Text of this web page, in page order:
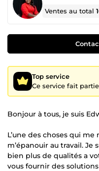
Ventes au total
Top service
Ce service fait
Bonjour à tous, je suis
L’une des choses qui
m’épanouir au travail. Je
bien plus de qualités a
vous fournir des